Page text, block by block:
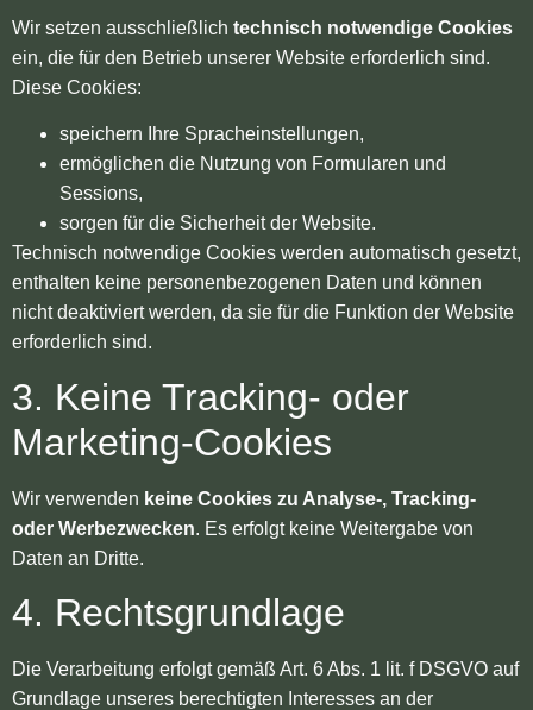
Wir setzen ausschließlich technisch notwendige Cookies
ein, die für den Betrieb unserer Website erforderlich sind.
Diese Cookies:
speichern Ihre Spracheinstellungen,
ermöglichen die Nutzung von Formularen und
Sessions,
sorgen für die Sicherheit der Website.
Technisch notwendige Cookies werden automatisch gesetzt,
enthalten keine personenbezogenen Daten und können
nicht deaktiviert werden, da sie für die Funktion der Website
erforderlich sind.
3. Keine Tracking- oder
Marketing-Cookies
Wir verwenden keine Cookies zu Analyse-, Tracking-
oder Werbezwecken. Es erfolgt keine Weitergabe von
Daten an Dritte.
4. Rechtsgrundlage
Die Verarbeitung erfolgt gemäß Art. 6 Abs. 1 lit. f DSGVO auf
Grundlage unseres berechtigten Interesses an der